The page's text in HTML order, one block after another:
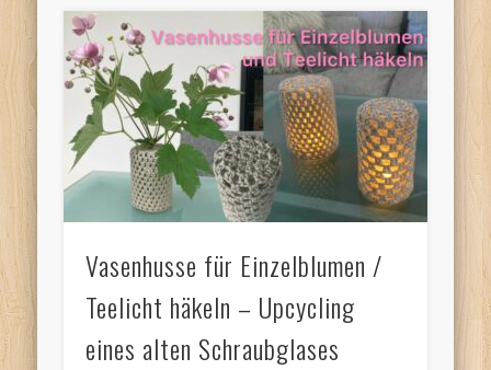
Vasenhusse für Einzelblumen /
Teelicht häkeln – Upcycling
eines alten Schraubglases